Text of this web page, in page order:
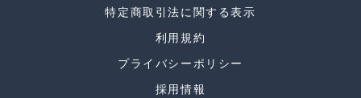
特定商取引法に関する表示
利用規約
プライバシーポリシー
採用情報